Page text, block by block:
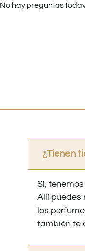
No hay preguntas
¿Tienen
Sí,
Allí puedes
los
también te